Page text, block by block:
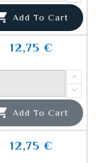
Add To Cart
12,75 €
Add To Cart
12,75 €